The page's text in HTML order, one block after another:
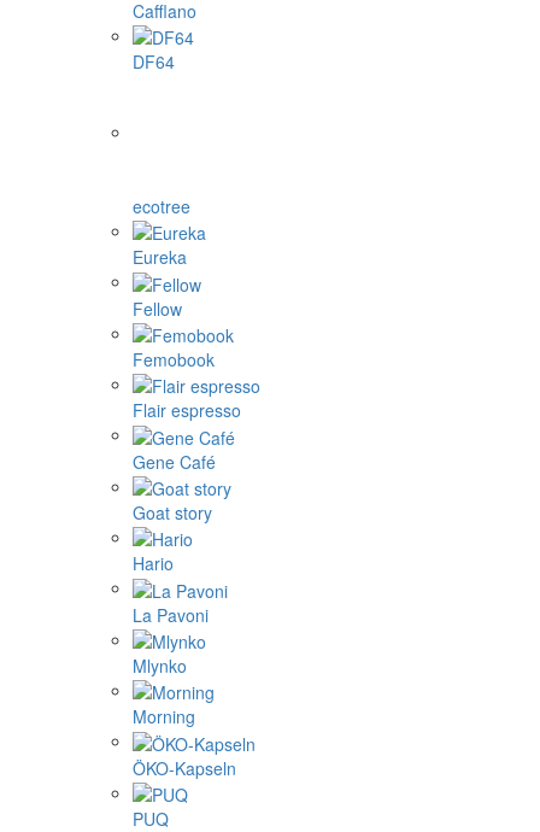
Cafflano
DF64
ecotree
Eureka
Fellow
Femobook
Flair espresso
Gene Café
Goat story
Hario
La Pavoni
Mlynko
Morning
ÖKO-Kapseln
PUQ